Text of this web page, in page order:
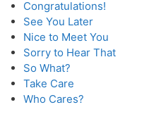
Congratulations!
See You Later
Nice to Meet You
Sorry to Hear That
So What?
Take Care
Who Cares?